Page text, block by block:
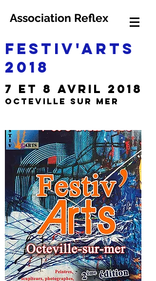
Association Reflex
FESTIV'ARTS
2018
7 et 8 AVRIL 2018
OCTEVILLE SUR MER